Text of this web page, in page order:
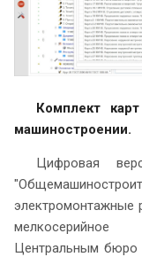
Комплект
машиностроении.
Цифровая
электромонтажные
мелкосерийное
Центральным бюро